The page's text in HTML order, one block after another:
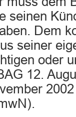
seinen
Dem
seiner
oder
12.